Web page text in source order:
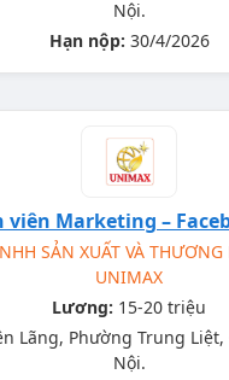
Nội.
Hạn nộp: 30/4/2026
viên Marketing –
SẢN XUẤT VÀ
UNIMAX
Lương: 15-20 triệu
Lãng, Phường Trung
Nội.